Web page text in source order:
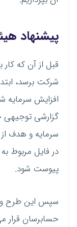
پیشنهاد
قبل از آن که
شرکت برسد،
افزایش
گزارشی توجیهی
سرمایه و هدف
در فایل مربوط
پیوست شود.
سپس این طرح و
حسابرسان قرار